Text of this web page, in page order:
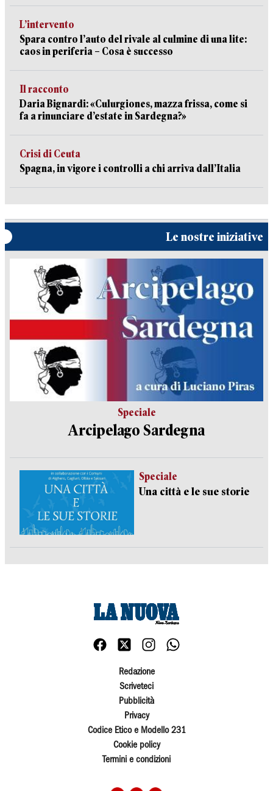
L’intervento
Spara contro l’auto del rivale al culmine di una lite:
caos in periferia – Cosa è successo
Il racconto
Daria Bignardi: «Culurgiones, mazza frissa, come si
fa a rinunciare d’estate in Sardegna?»
Crisi di Ceuta
Spagna, in vigore i controlli a chi arriva dall’Italia
Le nostre iniziative
Speciale
Arcipelago Sardegna
Speciale
Una città e le sue storie
Redazione
Scriveteci
Pubblicità
Privacy
Codice Etico e Modello 231
Cookie policy
Termini e condizioni